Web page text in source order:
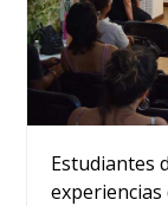
Estudiantes